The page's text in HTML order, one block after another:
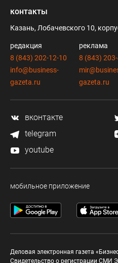
контакты
Казань, Лобачевского 10,
редакция
8 (843) 202-12-10
info@business-
gazeta.ru
реклама
8 (843)
gazeta.ru
вконтакте
telegram
youtube
мобильное приложение
Деловая электронная газета
Свидетельство о регистрации СМИ